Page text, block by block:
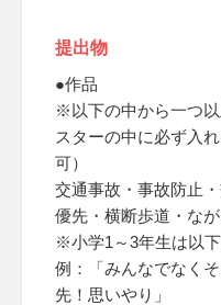
提出物
●作品
※以下の中から一つ
スターの中に必ず入
可）
交通事故・事故防止
優先・横断歩道・な
※小学1～3年生は以
例：「みんなでなく
先！思いやり」